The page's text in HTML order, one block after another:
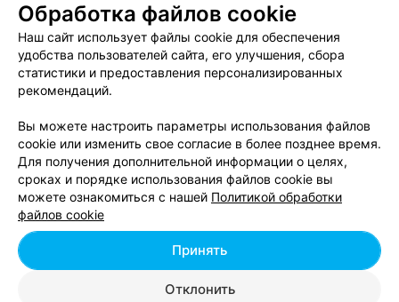
Вакансии
Публичный договор
Способы оплаты
Публичный договор по использованию сервиса
«Афиша»
Пользовательское соглашение
Связаться по вопросам сотрудничества
Написать руководителю relax.by
Персональные настройки cookie
Обработка персональных данных
| 220012, Республика Беларусь, г. Минск,
Обработка файлов cookie
Наш сайт использует файлы cookie для обеспечения
удобства пользователей сайта, его улучшения, сбора
статистики и предоставления персонализированных
рекомендаций.
Вы можете настроить параметры использования файлов
cookie или изменить свое согласие в более позднее время.
Для получения дополнительной информации о целях,
сроках и порядке использования файлов cookie вы
можете ознакомиться с нашей Политикой обработки
файлов cookie
Отклонить
Принять